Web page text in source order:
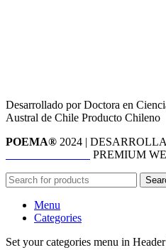
Desarrollado por Doctora en
Austral de Chile Producto Chileno
POEMA® 2024 |
PREMIUM
Menu
Categories
Set your categories menu in